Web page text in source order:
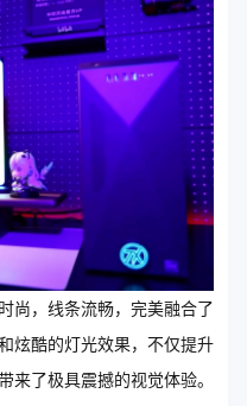
尚，线条流畅，完美融合了
炫酷的灯光效果，不仅提升
来了极具震撼的视觉体验。